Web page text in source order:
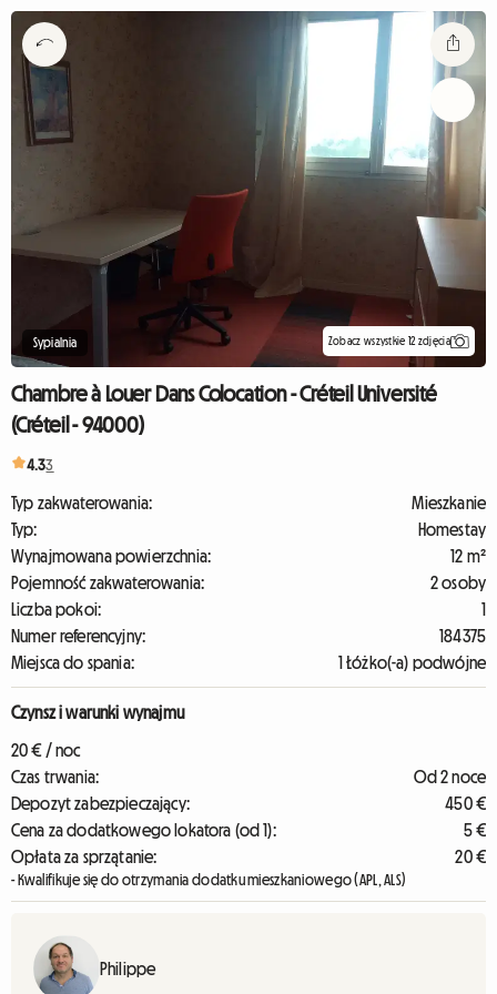
Sypialnia Zobacz wszystkie 12 zdjęcia
Chambre à Louer Dans Colocation - Créteil Université
(Créteil - 94000)
4.33
Typ zakwaterowania:
Mieszkanie
Typ:
Homestay
Wynajmowana powierzchnia:
12 m²
Pojemność zakwaterowania:
2 osoby
Liczba pokoi:
1
Numer referencyjny:
184375
Miejsca do spania:
1 Łóżko(-a) podwójne
Czynsz i warunki wynajmu
20 € / noc
Czas trwania:
Od 2 noce
Depozyt zabezpieczający:
450 €
Cena za dodatkowego lokatora (od 1):
5 €
Opłata za sprzątanie:
20 €
- Kwalifikuje się do otrzymania dodatku mieszkaniowego (APL, ALS)
Philippe